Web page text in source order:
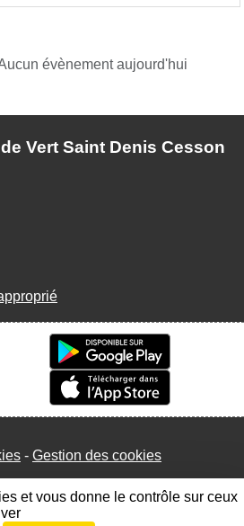
évènement aujourd'hui
Vert Saint Denis Cesson
Gestion des cookies
et vous donne le contrôle sur ceux